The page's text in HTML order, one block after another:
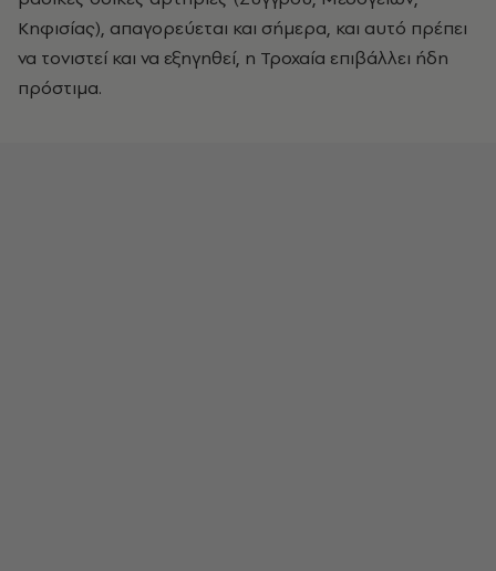
Κηφισίας), απαγορεύεται και σήμερα, και αυτό πρέπει
να τονιστεί και να εξηγηθεί, η Τροχαία επιβάλλει ήδη
πρόστιμα.